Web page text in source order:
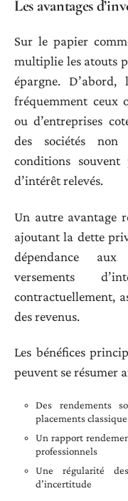
Les avantages
Sur le papier
multiplie les atouts
épargne.
fréquemment ceux
ou d’entreprises
des sociétés non
conditions
d’intérêt relevés.
Un autre avantage
ajoutant la dette
dépendance
versements
contractuellement,
des revenus.
Les bénéfices
peuvent se résumer
Des rendements
placements
Un rapport
professionnels
Une régularité
d’incertitude